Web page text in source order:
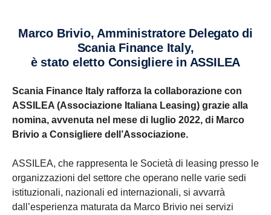
Marco Brivio, Amministratore Delegato di
Scania Finance Italy,
è stato eletto Consigliere in ASSILEA
Scania Finance Italy rafforza la collaborazione con
ASSILEA (Associazione Italiana Leasing) grazie alla
nomina, avvenuta nel mese di luglio 2022, di Marco
Brivio a Consigliere dell’Associazione.
ASSILEA, che rappresenta le Società di leasing presso le
organizzazioni del settore che operano nelle varie sedi
istituzionali, nazionali ed internazionali, si avvarrà
dall’esperienza maturata da Marco Brivio nei servizi